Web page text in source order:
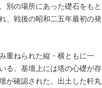
別の場所にあった礎石をもと
、戦後の昭和二五年最初の発
重ねられた縦・横ともに一
る。基壇上には塔の心礎が存
が確認された。出土した軒丸